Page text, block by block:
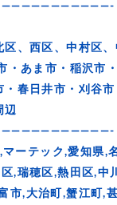
、西区、中村区
・あま市・稲沢市
春日井市・刈谷
辺
ーテック,愛知県
,瑞穂区,熱田区,
市,大治町,蟹江町